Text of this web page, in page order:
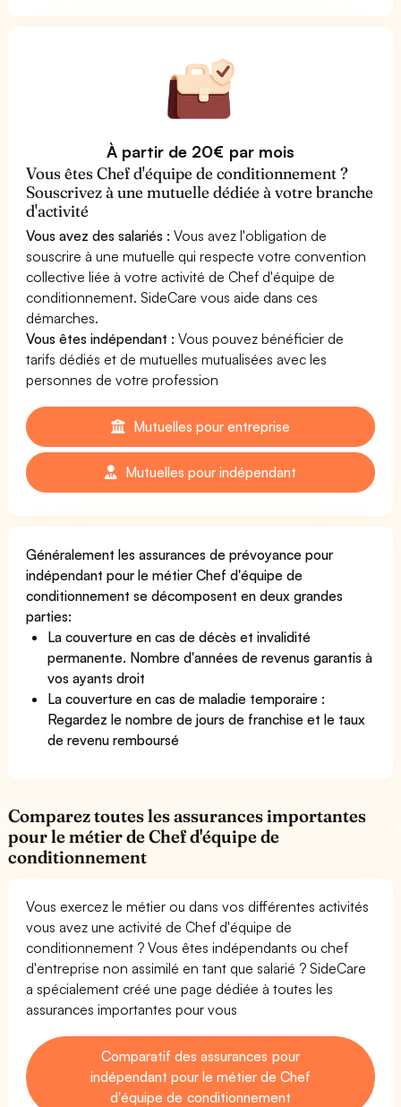
À partir de 20€ par mois
Vous êtes Chef d'équipe de conditionnement ?
Souscrivez à une mutuelle dédiée à votre branche
d'activité
Vous avez des salariés : Vous avez l'obligation de
souscrire à une mutuelle qui respecte votre convention
collective liée à votre activité de Chef d'équipe de
conditionnement. SideCare vous aide dans ces
démarches.
Vous êtes indépendant : Vous pouvez bénéficier de
tarifs dédiés et de mutuelles mutualisées avec les
personnes de votre profession
Mutuelles pour entreprise
Mutuelles pour indépendant
Généralement les assurances de prévoyance pour
indépendant pour le métier Chef d'équipe de
conditionnement se décomposent en deux grandes
parties:
La couverture en cas de décès et invalidité
permanente. Nombre d'années de revenus garantis à
vos ayants droit
La couverture en cas de maladie temporaire :
Regardez le nombre de jours de franchise et le taux
de revenu remboursé
Comparez toutes les assurances importantes
pour le métier de Chef d'équipe de
conditionnement
Vous exercez le métier ou dans vos différentes activités
vous avez une activité de Chef d'équipe de
conditionnement ? Vous êtes indépendants ou chef
d'entreprise non assimilé en tant que salarié ? SideCare
a spécialement créé une page dédiée à toutes les
assurances importantes pour vous
Comparatif des assurances pour
indépendant pour le métier de Chef
d'équipe de conditionnement